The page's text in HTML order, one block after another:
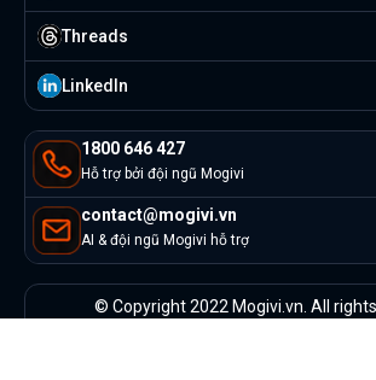
1800 646 427
Hỗ trợ bởi đội ngũ Mogivi
contact@mogivi.vn
AI & đội ngũ Mogivi hỗ trợ
Threads
Linkedln
© Copyright 2022 Mogivi.vn. All